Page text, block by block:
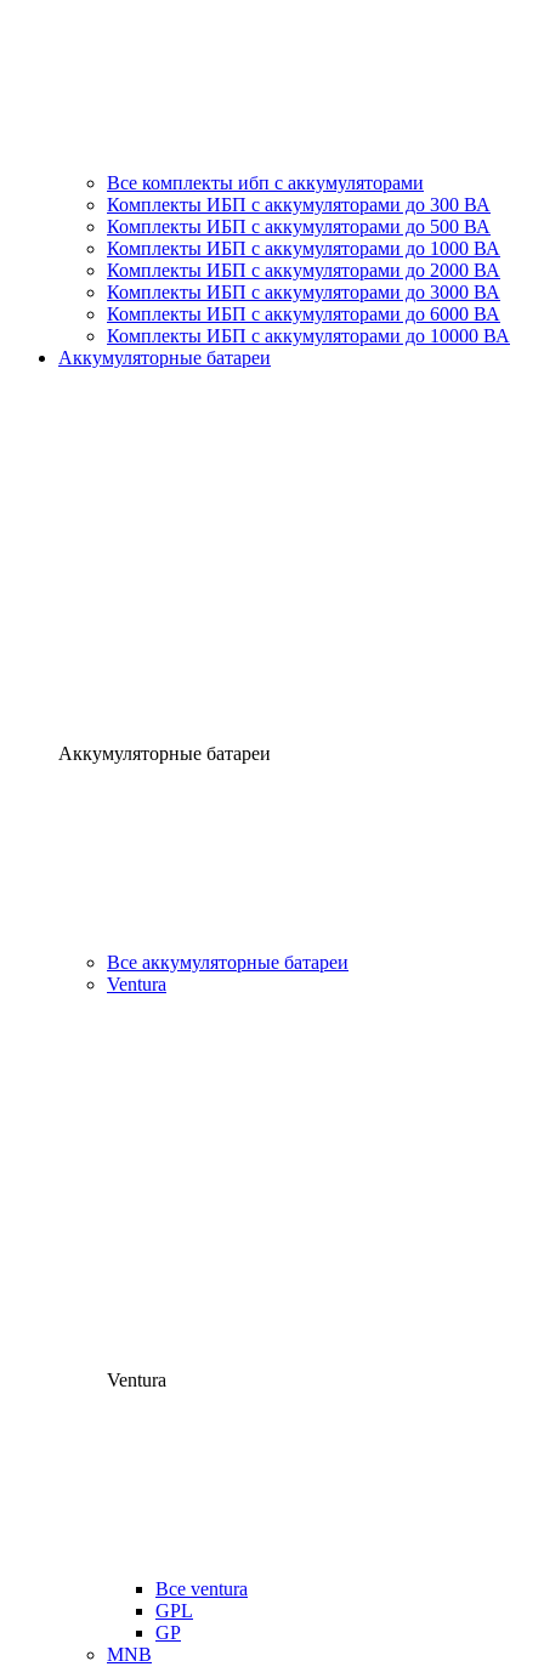
Все комплекты ибп с аккумуляторами
Комплекты ИБП с аккумуляторами до 300 ВА
Комплекты ИБП с аккумуляторами до 500 ВА
Комплекты ИБП с аккумуляторами до 1000 ВА
Комплекты ИБП с аккумуляторами до 2000 ВА
Комплекты ИБП с аккумуляторами до 3000 ВА
Комплекты ИБП с аккумуляторами до 6000 ВА
Комплекты ИБП с аккумуляторами до 10000 ВА
Аккумуляторные батареи
Аккумуляторные батареи
Все аккумуляторные батареи
Ventura
Ventura
Все ventura
GPL
GP
MNB